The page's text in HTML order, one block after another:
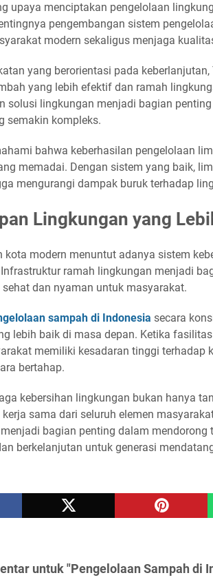
upaya menciptakan pengelolaan
pengembangan sistem
modern sekaligus menjaga
yang berorientasi pada
yang lebih efektif dan ramah
solusi lingkungan menjadi bagian
semakin kompleks.
bahwa keberhasilan pengelolaan
memadai. Dengan sistem yang baik,
mengurangi dampak buruk terhadap
Lingkungan yang
kota modern menuntut adanya sistem
ramah lingkungan menjadi
dan nyaman untuk masyarakat.
sampah di Indonesia secara
lebih baik di masa depan. Ketika
memiliki kesadaran tinggi terhadap
bertahap.
kebersihan lingkungan bukan hanya
sama dari seluruh elemen
bagian penting dalam
berkelanjutan untuk generasi
untuk "Pengelolaan Sampah di